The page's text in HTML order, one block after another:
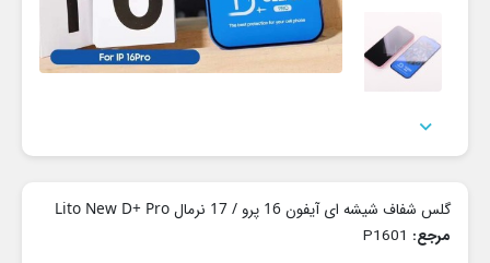

گلس شفاف شیشه ای آیفون 16 پرو / 17 نرمال Lito New D+ Pro
مرجع: